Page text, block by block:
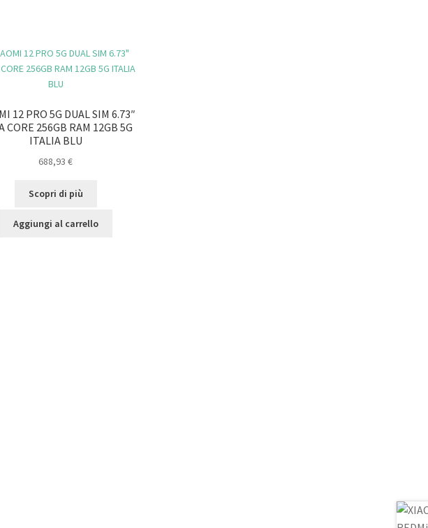
12 PRO 5G DUAL SIM 6.73″
CORE 256GB RAM 12GB 5G
ITALIA BLU
688,93€
Scopri di più
Aggiungi al carrello